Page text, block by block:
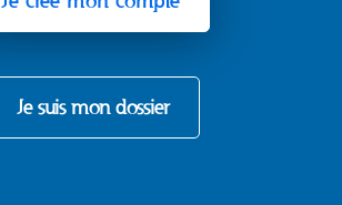
Je suis mon dossier